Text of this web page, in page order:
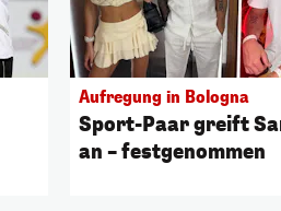
Aufregung in Bologna
Sport-Paar greift
an – festgenommen